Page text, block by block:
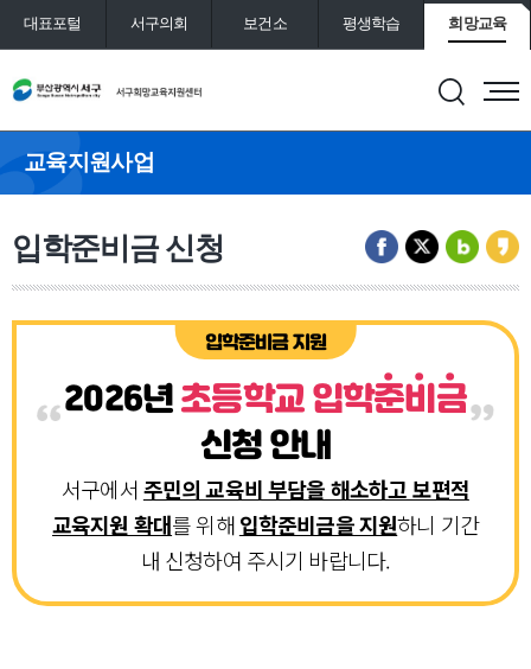
대표포털 서구의회 보건소 평생학습 희망교육
교육지원사업
입학준비금 신청
입학준비금 지원
2026년초등학교 입학준비금
신청 안내
서구에서주민의 교육비 부담을 해소하고 보편적
교육지원 확대를 위해 입학준비금을 지원하니 기간
내 신청하여 주시기 바랍니다.